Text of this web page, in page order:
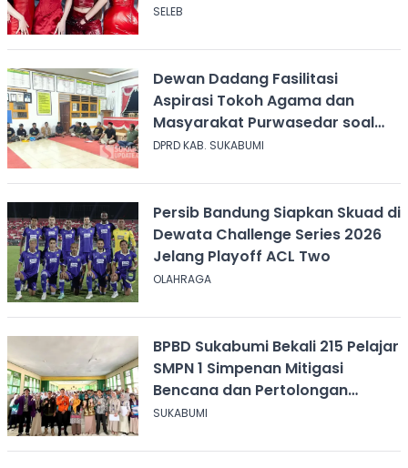
SELEB
Dewan Dadang Fasilitasi
Aspirasi Tokoh Agama dan
Masyarakat Purwasedar soal
Penolakan Konser Reggae
DPRD KAB. SUKABUMI
Persib Bandung Siapkan Skuad di
Dewata Challenge Series 2026
Jelang Playoff ACL Two
OLAHRAGA
BPBD Sukabumi Bekali 215 Pelajar
SMPN 1 Simpenan Mitigasi
Bencana dan Pertolongan
Psikologis
SUKABUMI